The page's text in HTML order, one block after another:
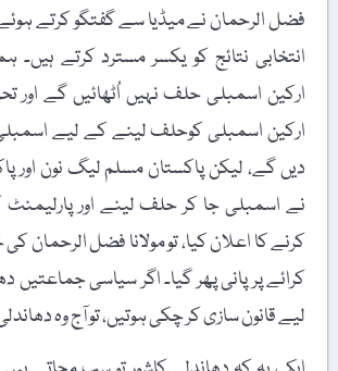
فضل الرحمان نے میڈیا سے گفتگو کرتے ہوئے
انتخابی نتائج کو یکسر مسترد کرتے ہیں۔
ارکین اسمبلی حلف نہیں اُٹھائیں گے اور
ارکین اسمبلی کوحلف لینے کے لیے
دیں گے، لیکن پاکستان مسلم لیگ نون اور
نے اسمبلی جا کر حلف لینے اور پارلیمنٹ
کرنے کا اعلان کیا، تو مولانا فضل الرحمان
کرائے پر پانی پھر گیا۔ اگر سیاسی جماعتیں
لیے قانون سازی کر چکی ہوتیں، تو آج وہ دھاندلی